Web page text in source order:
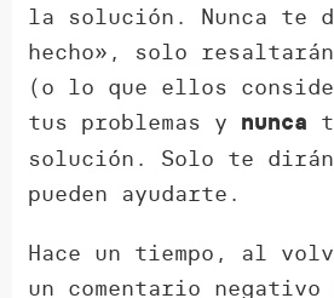
la solución. Nunca te
hecho», solo
(o lo que ellos
tus problemas y nunca
solución. Solo te
pueden ayudarte.
Hace un tiempo, al
un comentario negativo